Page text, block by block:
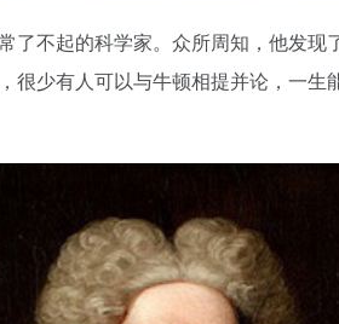
了不起的科学家。众所周知，他发
很少有人可以与牛顿相提并论，一